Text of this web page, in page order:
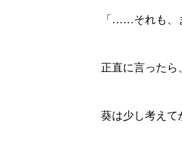
「……それも、
正直に言ったら
葵は少し考えて